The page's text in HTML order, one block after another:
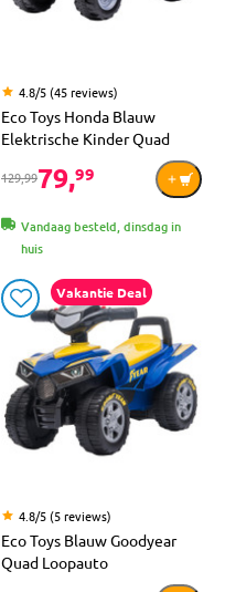
4.8/5 (45 reviews)
Eco Toys Honda Blauw
Elektrische Kinder Quad
129,9979,99
Vandaag besteld, dinsdag in
huis
Vakantie Deal
4.8/5 (5 reviews)
Eco Toys Blauw Goodyear
Quad Loopauto